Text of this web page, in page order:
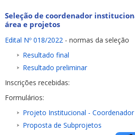
Seleção de coordenador
área e projetos
Edital Nº 018/2022 - normas da seleção
Resultado final
Resultado preliminar
Inscrições recebidas:
Formulários:
Projeto Institucional - Coordenador
Proposta de Subprojetos